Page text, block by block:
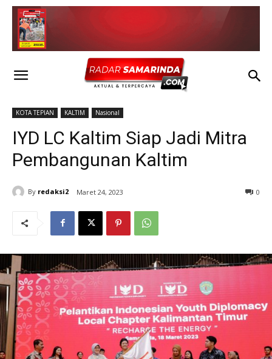
KOTA TEPIAN KALTIM Nasional
IYD LC Kaltim Siap Jadi Mitra
Pembangunan Kaltim
By redaksi2 Maret 24, 2023 0